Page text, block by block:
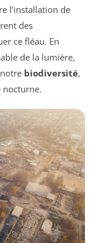
l’installation de
des
ce fléau. En
de la lumière,
biodiversité,
nocturne.